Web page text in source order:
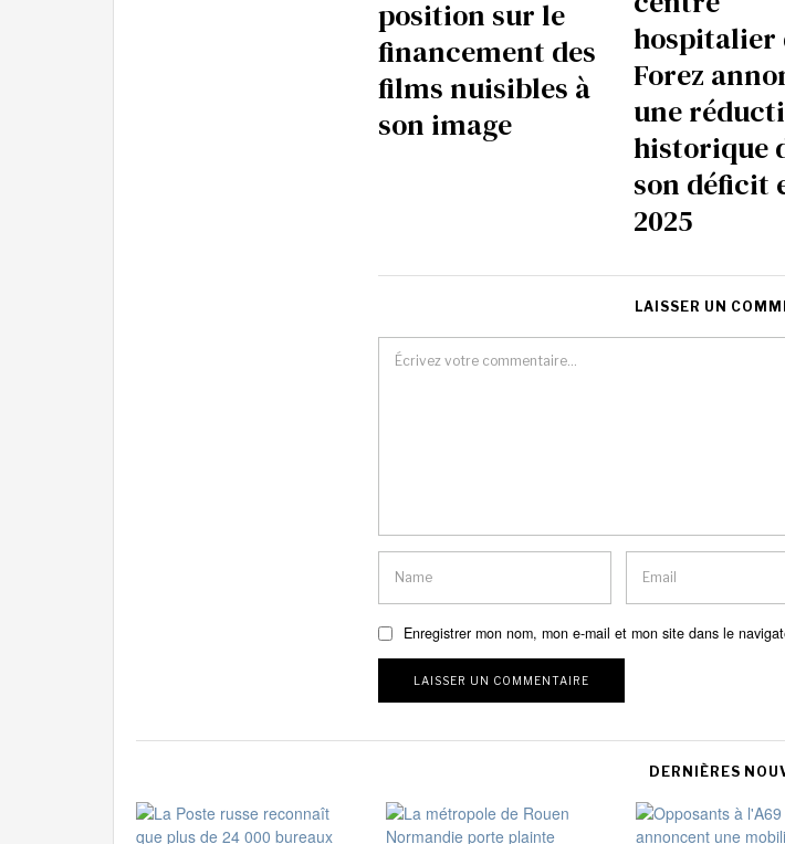
position sur le
financement des
films nuisibles à
son image
hospitalier
Forez
une
historique
son déficit
2025
LAISSER UN
Enregistrer mon nom, mon e-mail et mon site dans le
DERNIÈRES